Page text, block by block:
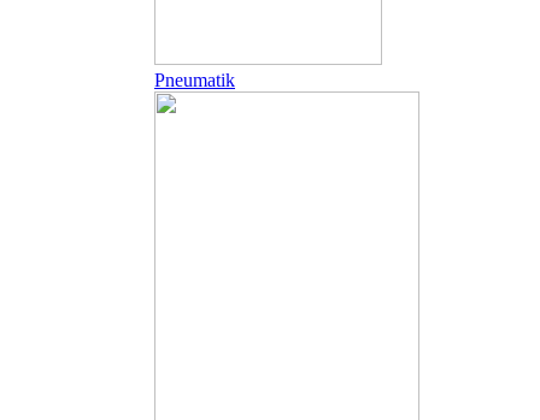
Pneumatik